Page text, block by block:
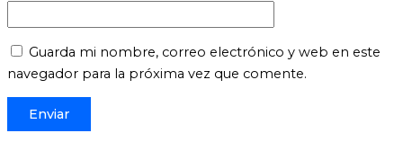
Guarda mi nombre, correo electrónico y web en este
navegador para la próxima vez que comente.